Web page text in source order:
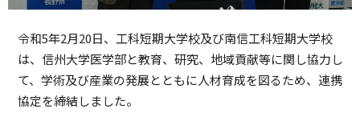
令和5年2月20日、工科短期大学校及び南信工科短期大学校
は、信州大学医学部と教育、研究、地域貢献等に関し協力し
て、学術及び産業の発展とともに人材育成を図るため、連携
協定を締結しました。